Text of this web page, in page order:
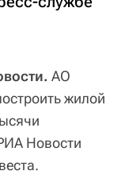
АО
жилой
Новости